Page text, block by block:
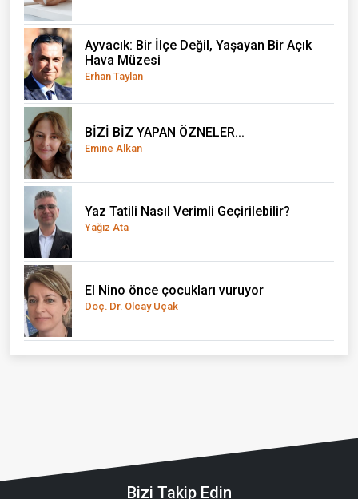
Ayvacık: Bir İlçe Değil, Yaşayan Bir Açık
Hava Müzesi
Erhan Taylan
BİZİ BİZ YAPAN ÖZNELER...
Emine Alkan
Yaz Tatili Nasıl Verimli Geçirilebilir?
Yağız Ata
El Nino önce çocukları vuruyor
Doç. Dr. Olcay Uçak
Bizi Takip Edin